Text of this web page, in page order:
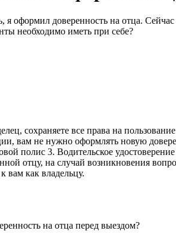
доверенность на отца. Сейчас
необходимо иметь при себе?
сохраняете все права на
вам не нужно оформлять новую
полис 3. Водительское
отцу, на случай возникновения
вам как владельцу.
на отца перед выездом?